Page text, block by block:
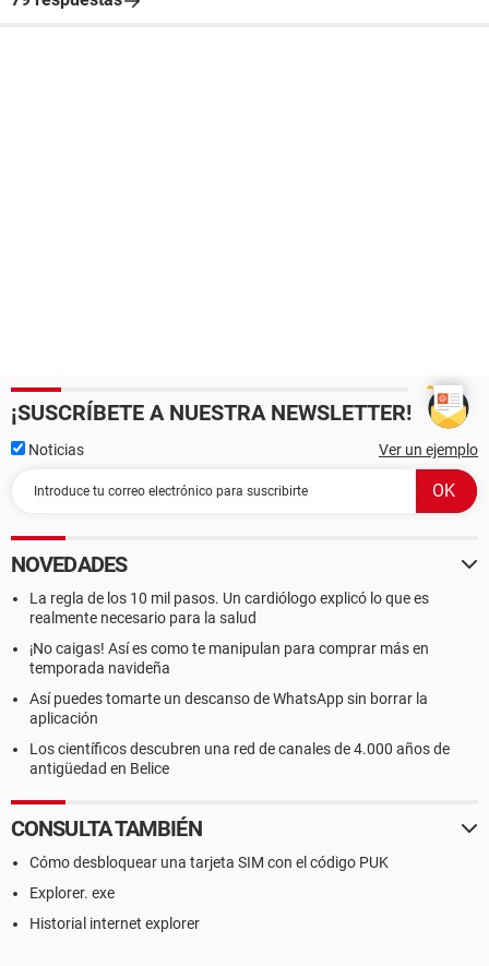
¡SUSCRÍBETE A NUESTRA NEWSLETTER!
Noticias Ver un ejemplo
NOVEDADES
La regla de los 10 mil pasos. Un cardiólogo explicó lo que es
realmente necesario para la salud
¡No caigas! Así es como te manipulan para comprar más en
temporada navideña
Así puedes tomarte un descanso de WhatsApp sin borrar la
aplicación
Los científicos descubren una red de canales de 4.000 años de
antigüedad en Belice
CONSULTA TAMBIÉN
Cómo desbloquear una tarjeta SIM con el código PUK
Explorer. exe
Historial internet explorer